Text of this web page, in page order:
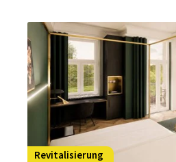
schließt daher das Hotel
endgültiger Abschied soll es
Revitalisierung